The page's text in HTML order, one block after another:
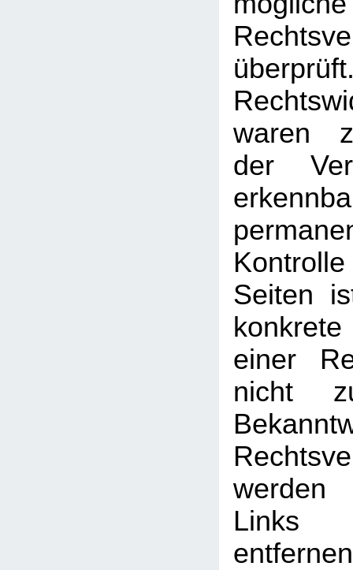
waren
der
Seiten
einer
nicht
werden
Links